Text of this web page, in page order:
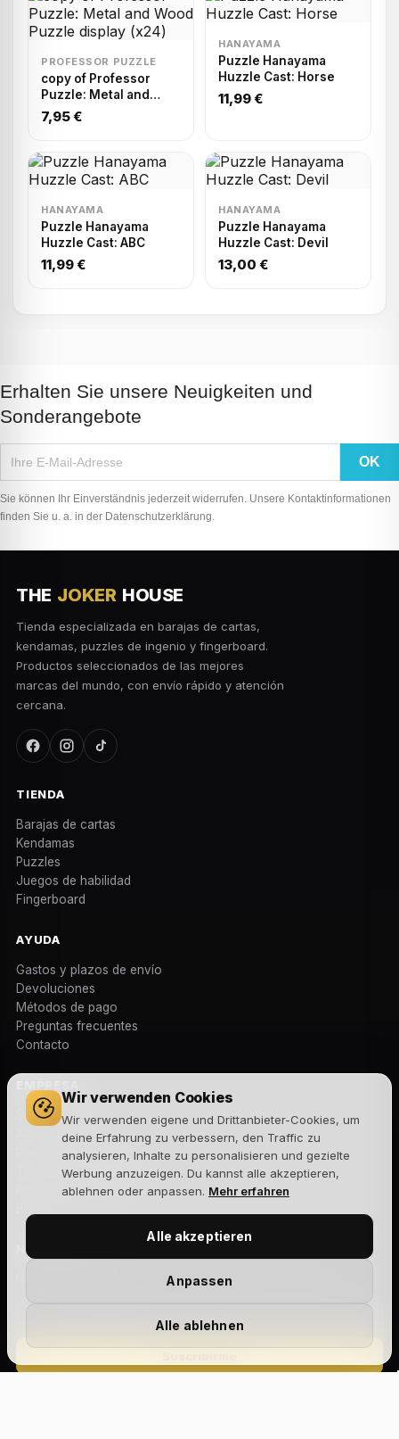
Wir verwenden Cookies
Wir verwenden eigene und Drittanbieter-Cookies, um
deine Erfahrung zu verbessern, den Traffic zu
analysieren, Inhalte zu personalisieren und gezielte
Werbung anzuzeigen. Du kannst alle akzeptieren,
ablehnen oder anpassen. Mehr erfahren
Alle ablehnen
Anpassen
Alle akzeptieren
PROFESSOR PUZZLE
copy of Professor
Puzzle: Metal and
Wood Puzzle display
(x24)
7,95 €
HANAYAMA
Puzzle Hanayama
Huzzle Cast: Horse
11,99 €
HANAYAMA
Puzzle Hanayama
Huzzle Cast: ABC
11,99 €
HANAYAMA
Puzzle Hanayama
Huzzle Cast: Devil
13,00 €
Erhalten Sie unsere Neuigkeiten und
Sonderangebote
Sie können Ihr Einverständnis jederzeit widerrufen. Unsere Kontaktinformationen
finden Sie u. a. in der Datenschutzerklärung.
THE JOKER HOUSE
Tienda especializada en barajas de cartas,
kendamas, puzzles de ingenio y fingerboard.
Productos seleccionados de las mejores
marcas del mundo, con envío rápido y atención
cercana.
TIENDA
Barajas de cartas
Kendamas
Puzzles
Juegos de habilidad
Fingerboard
AYUDA
Gastos y plazos de envío
Devoluciones
Métodos de pago
Preguntas frecuentes
Contacto
Sobre nosotros
Aviso legal
Política de privacidad
Términos y condiciones
Política de cookies
NEWSLETTER
Novedades, lanzamientos y ofertas exclusivas. Sin spam.